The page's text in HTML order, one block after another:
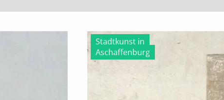
Stadtkunst in
Aschaffenburg